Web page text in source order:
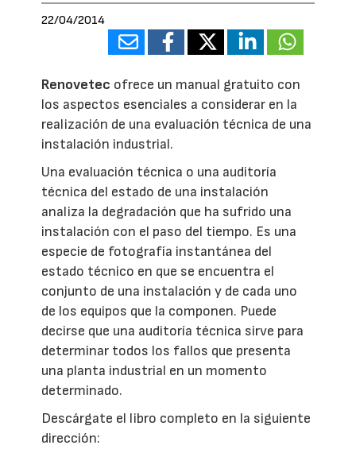
22/04/2014
Renovetec ofrece un manual gratuito con
los aspectos esenciales a considerar en la
realización de una evaluación técnica de una
instalación industrial.
Una evaluación técnica o una auditoría
técnica del estado de una instalación
analiza la degradación que ha sufrido una
instalación con el paso del tiempo. Es una
especie de fotografía instantánea del
estado técnico en que se encuentra el
conjunto de una instalación y de cada uno
de los equipos que la componen. Puede
decirse que una auditoría técnica sirve para
determinar todos los fallos que presenta
una planta industrial en un momento
determinado.
Descárgate el libro completo en la siguiente
dirección: